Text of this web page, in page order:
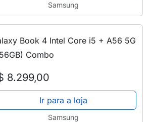
Samsung
Book 4 Intel Core i5 + A56 5G
Combo
8.299,00
Ir para a loja
Samsung